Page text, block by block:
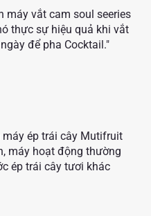
máy vắt cam soul seeries
thực sự hiệu quả khi vắt
để pha Cocktail."
ép trái cây Mutifruit
máy hoạt động thường
ép trái cây tươi khác